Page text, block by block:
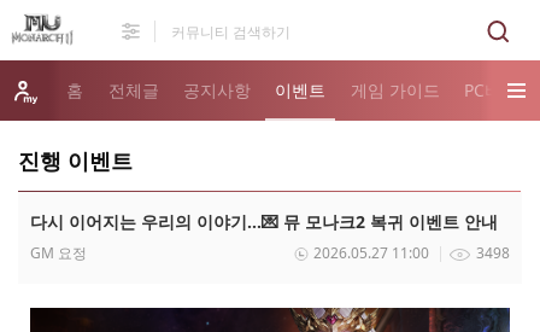
홈 전체글 공지사항 이벤트 게임 가이드 PC버전
진행 이벤트
다시 이어지는 우리의 이야기...💌 뮤 모나크2 복귀 이벤트 안내
GM 요정 3498
2026.05.27 11:00